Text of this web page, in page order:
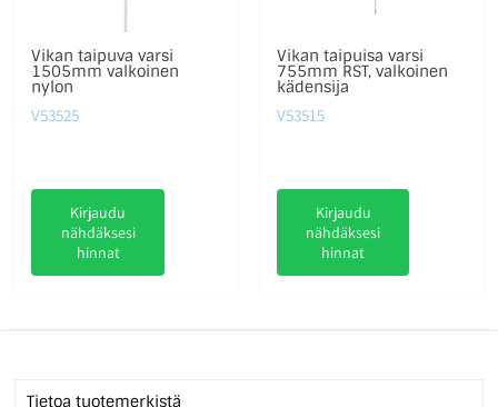
Vikan taipuva varsi
1505mm valkoinen
nylon
V53525
Kirjaudu
nähdäksesi
hinnat
Vikan taipuisa varsi
755mm RST, valkoinen
kädensija
V53515
Kirjaudu
nähdäksesi
hinnat
Tietoa tuotemerkistä